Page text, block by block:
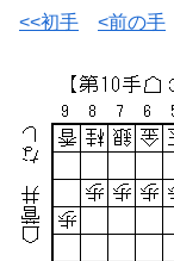
<<初手 <前の手